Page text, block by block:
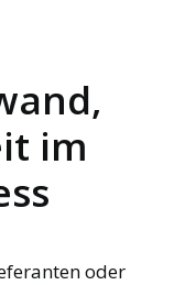
im
oder